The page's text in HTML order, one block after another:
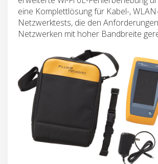
eine Komplettlösung für Kabel-,
Netzwerktests, die den
Netzwerken mit hoher Bandbreite